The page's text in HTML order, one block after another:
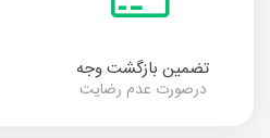
تضمین بازگشت وجه
درصورت عدم رضایت